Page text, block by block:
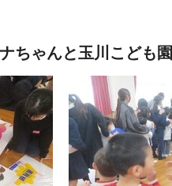
ゃんと玉川こども